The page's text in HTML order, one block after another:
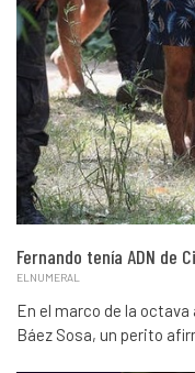
Fernando tenía ADN de
ELNUMERAL
En el marco de la
Báez Sosa, un perito